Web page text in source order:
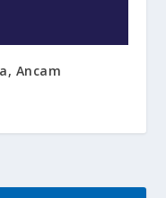
Ancam